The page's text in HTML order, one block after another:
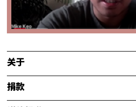
关于
捐款